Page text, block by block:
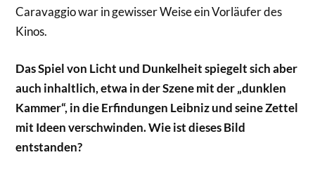
Caravaggio war in gewisser Weise ein Vorläufer des
Kinos.
Das Spiel von Licht und Dunkelheit spiegelt sich aber
auch inhaltlich, etwa in der Szene mit der „dunklen
Kammer“, in die Erfindungen Leibniz und seine Zettel
mit Ideen verschwinden. Wie ist dieses Bild
entstanden?